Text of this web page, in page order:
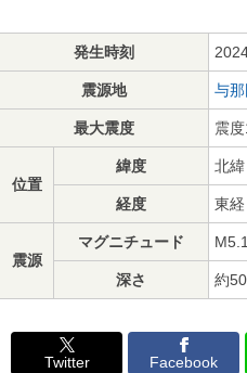
発生時刻
震源地 与
最大震度 震度
位置
緯度 北
経度 東
震源
マグニチュード M5.1
深さ 約
Twitter Facebook